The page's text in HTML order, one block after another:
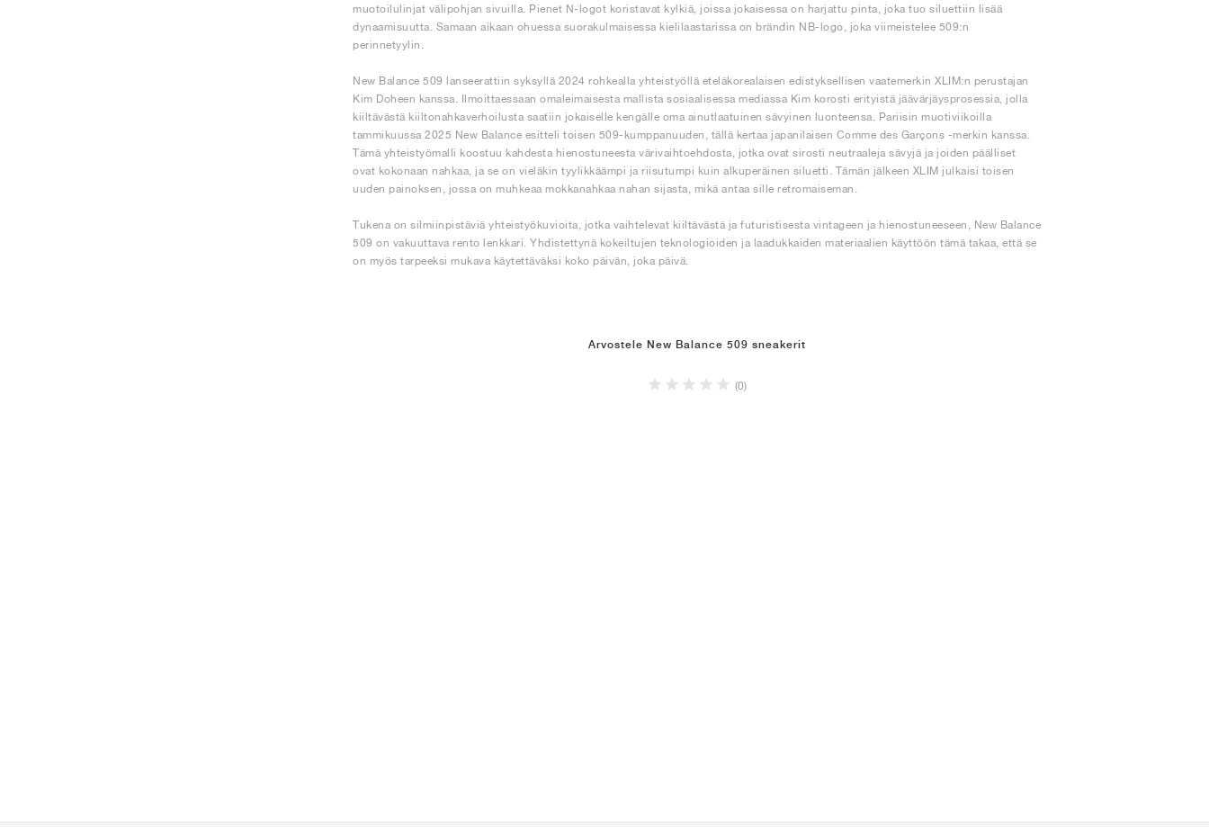
muotoilulinjat välipohjan sivuilla. Pienet N-logot koristavat kylkiä, joissa jokaisessa on harjattu pinta, joka tuo siluettiin lisää
dynaamisuutta. Samaan aikaan ohuessa suorakulmaisessa kielilaastarissa on brändin NB-logo, joka viimeistelee 509:n
perinnetyylin.
New Balance 509 lanseerattiin syksyllä 2024 rohkealla yhteistyöllä eteläkorealaisen edistyksellisen vaatemerkin XLIM:n perustajan
Kim Doheen kanssa. Ilmoittaessaan omaleimaisesta mallista sosiaalisessa mediassa Kim korosti erityistä jäävärjäysprosessia, jolla
kiiltävästä kiiltonahkaverhoilusta saatiin jokaiselle kengälle oma ainutlaatuinen sävyinen luonteensa. Pariisin muotiviikoilla
tammikuussa 2025 New Balance esitteli toisen 509-kumppanuuden, tällä kertaa japanilaisen Comme des Garçons -merkin kanssa.
Tämä yhteistyömalli koostuu kahdesta hienostuneesta värivaihtoehdosta, jotka ovat sirosti neutraaleja sävyjä ja joiden päälliset
ovat kokonaan nahkaa, ja se on vieläkin tyylikkäämpi ja riisutumpi kuin alkuperäinen siluetti. Tämän jälkeen XLIM julkaisi toisen
uuden painoksen, jossa on muhkeaa mokkanahkaa nahan sijasta, mikä antaa sille retromaiseman.
Tukena on silmiinpistäviä yhteistyökuvioita, jotka vaihtelevat kiiltävästä ja futuristisesta vintageen ja hienostuneeseen, New Balance
509 on vakuuttava rento lenkkari. Yhdistettynä kokeiltujen teknologioiden ja laadukkaiden materiaalien käyttöön tämä takaa, että se
on myös tarpeeksi mukava käytettäväksi koko päivän, joka päivä.
Arvostele New Balance 509 sneakerit
(0)